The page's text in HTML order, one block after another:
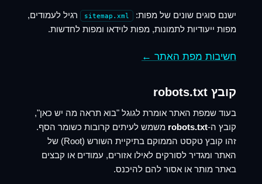
ישנם סוגים שונים של מפות: sitemap.xml
רגיל לעמודים,
מפות ייעודיות לתמונות, מפות לוידאו ומפות לחדשות.
חשיבות מפת האתר ←
קובץ robots.txt
בעוד שמפת האתר אומרת לגוגל "בוא תראה מה יש כאן",
קובץ ה-robots.txt משמש לעיתים קרובות כשומר הסף.
זהו קובץ טקסט הממוקם בתיקיית השורש (Root) של
האתר ומגדיר לסורקים לאילו אזורים, עמודים או קבצים
באתר מותר או אסור להם להיכנס.